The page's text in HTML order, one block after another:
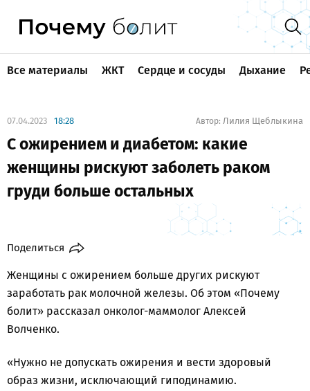
Все материалы ЖКТ Сердце и сосуды Дыхание
07.04.2023 18:28 Автор: Лилия Щеблыкина
С ожирением и диабетом: какие
женщины рискуют заболеть раком
груди больше остальных
Поделиться
Женщины с ожирением больше других рискуют
заработать рак молочной железы. Об этом «Почему
болит» рассказал онколог-маммолог Алексей
Волченко.
«Нужно не допускать ожирения и вести здоровый
образ жизни, исключающий гиподинамию.